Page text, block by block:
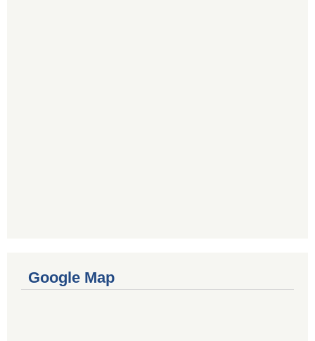
Google Map